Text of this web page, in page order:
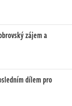
zájem a
dílem pro